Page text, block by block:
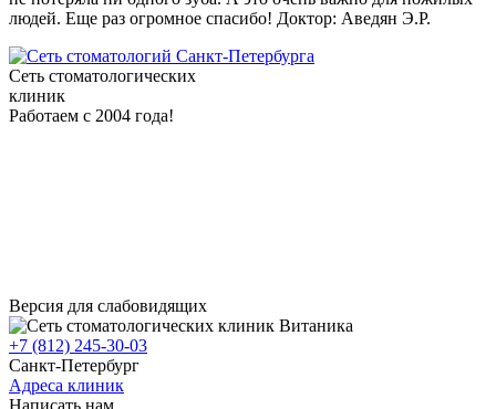
клиники
людей. Еще раз огромное спасибо! Доктор: Аведян Э.Р.
Сеть стоматологических
клиник
Работаем с 2004 года!
Версия для слабовидящих
+7 (812) 245-30-03
Санкт-Петербург
Адреса клиник
Написать нам